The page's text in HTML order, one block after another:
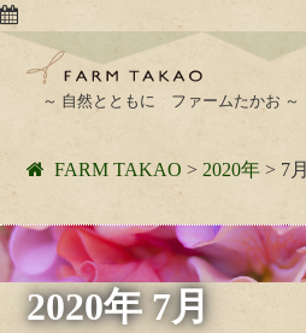
～ 自然とともに ファームたかお ～
FARM TAKAO >2020年 > 7月
2020年 7月